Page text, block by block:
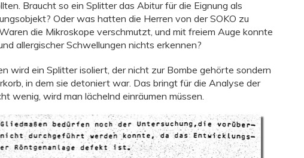
Braucht so ein Splitter das Abitur für die Eignung als
Oder was hatten die Herren von der SOKO zu
die Mikroskope verschmutzt, und mit freiem Auge konnte
allergischer Schwellungen nichts erkennen?
wird ein Splitter isoliert, der nicht zur Bombe gehörte sondern
in dem sie detoniert war. Das bringt für die Analyse der
wenig, wird man lächelnd einräumen müssen.